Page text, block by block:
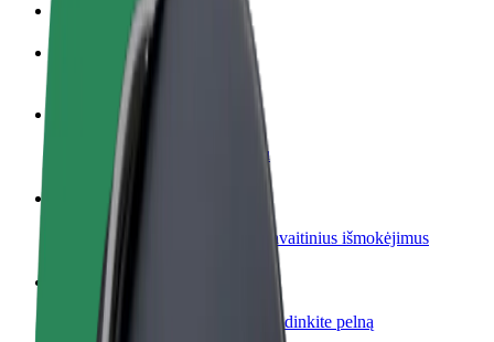
Kaip prisijungti
Tapkite vairuotoju (-a)
Užsidirbkite jums patogiu metu
Tapkite kurjeriu (-e)
Pristatinėkite maistą ir gaukite savaitinius išmokėjimus
Pridėti restoraną ar parduotuvę
Pritraukite daugiau klientų ir padidinkite pelną